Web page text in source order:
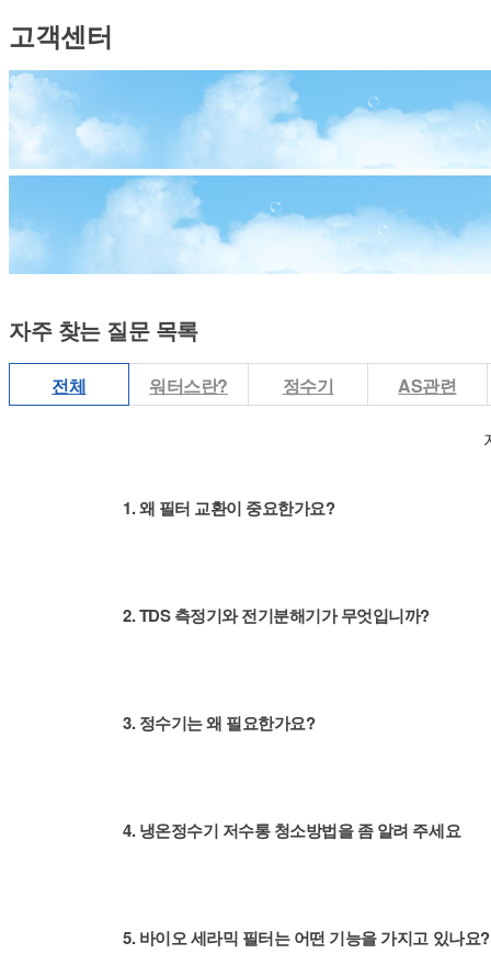
고객센터
자주 찾는 질문목록
전체 워터스란? 정수기 AS관련
1. 왜 필터 교환이 중요한가요?
2. TDS 측정기와 전기분해기가 무엇입니까?
3. 정수기는 왜 필요한가요?
4. 냉온정수기 저수통 청소방법을 좀 알려 주세요
5. 바이오 세라믹 필터는 어떤 기능을 가지고 있나요?